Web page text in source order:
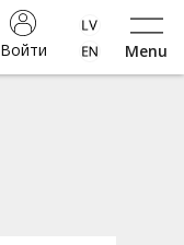
Menu
Войти